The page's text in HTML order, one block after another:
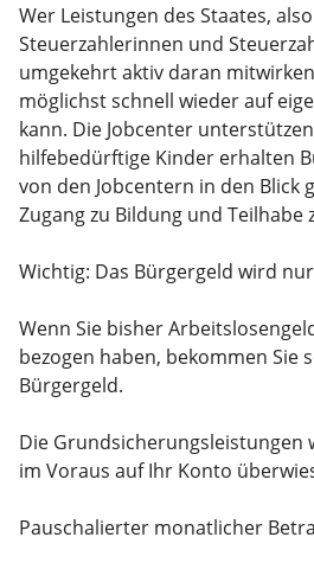
Wer Leistungen des Staates,
Steuerzahlerinnen und
umgekehrt aktiv daran
möglichst schnell wieder auf
kann. Die Jobcenter
hilfebedürftige Kinder erhalten
von den Jobcentern in den Blick
Zugang zu Bildung und Teilhabe
Wichtig: Das Bürgergeld wird
Wenn Sie bisher
bezogen haben, bekommen Sie
Bürgergeld.
Die Grundsicherungsleistungen
im Voraus auf Ihr Konto
Pauschalierter monatlicher